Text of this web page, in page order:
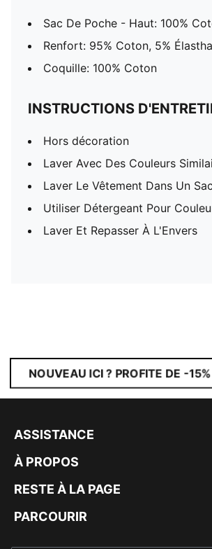
Sac De Poche - Haut: 100%
Renfort: 95% Coton, 5%
Coquille: 100% Coton
INSTRUCTIONS
Hors décoration
Laver Avec Des Couleurs
Laver Le Vêtement Dans Un
Utiliser Détergeant Pour
Laver Et Repasser À L'Envers
NOUVEAU ICI ? PROFITE DE -15%
ASSISTANCE
À PROPOS
RESTE À LA PAGE
PARCOURIR